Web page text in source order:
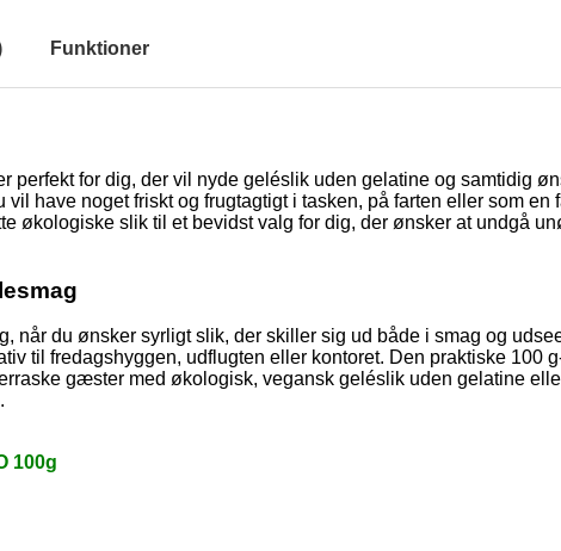
Funktioner
perfekt for dig, der vil nyde geléslik uden gelatine og samtidig
have noget friskt og frugtagtigt i tasken, på farten eller som
økologiske slik til et bevidst valg for dig, der ønsker at undgå
når du ønsker syrligt slik, der skiller sig ud både i smag og
til fredagshyggen, udflugten eller kontoret. Den praktiske 100
gæster med økologisk, vegansk geléslik uden gelatine
100g